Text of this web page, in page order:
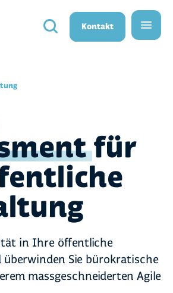
Kontakt
für
in Ihre öffentliche
Sie bürokratische
massgeschneiderten Agile